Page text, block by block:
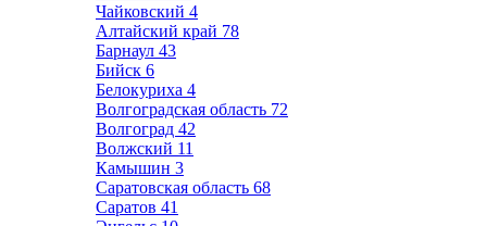
Чайковский 4
Алтайский край 78
Барнаул 43
Бийск 6
Белокуриха 4
Волгоградская область 72
Волгоград 42
Волжский 11
Камышин 3
Саратовская область 68
Саратов 41